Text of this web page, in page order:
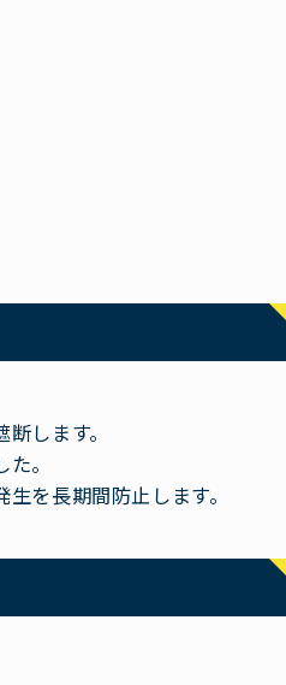
します。
。
を長期間防止します。